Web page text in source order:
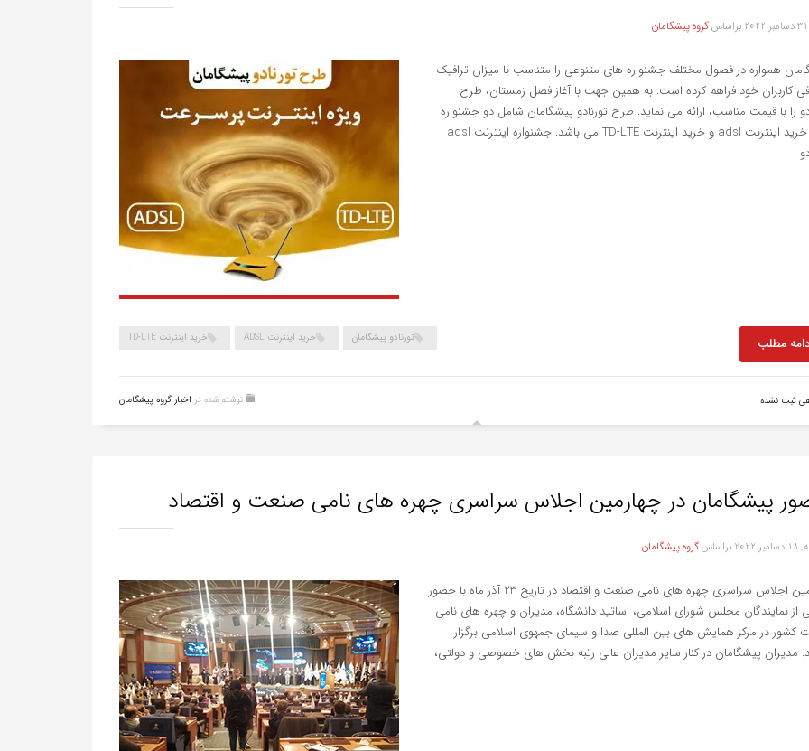
براساسگروه پیشگامان
همواره در فصول مختلف جشنواره های متنوعی را متناسب با میزان ترافیک
کاربران خود فراهم کرده است. به همین جهت با آغاز فصل زمستان، طرح
را با قیمت مناسب، ارائه می نماید. طرح تورنادو پیشگامان شامل دو جشنواره
برای خرید اینترنت adsl و خرید اینترنت TD-LTE می باشد. جشنواره اینترنت adsl
تورنادو پیشگامان خرید اینترنت ADSL خرید اینترنت TD-LTE مطلب
نوشته شده در اخبار گروه پیشگامان ثبت نشده
پیشگامان در چهارمین اجلاس سراسری چهره های نامی صنعت و اقتصاد
2022 براساسگروه پیشگامان
چهارمین اجلاس سراسری چهره های نامی صنعت و اقتصاد در تاریخ 23 آذر ماه با حضور
از نمایندگان مجلس شورای اسلامی، اساتید دانشگاه، مدیران و چهره های نامی
کشور در مرکز همایش های بین المللی صدا و سیمای جمهوی اسلامی برگزار
مدیران پیشگامان در کنار سایر مدیران عالی رتبه بخش های خصوصی و دولتی،